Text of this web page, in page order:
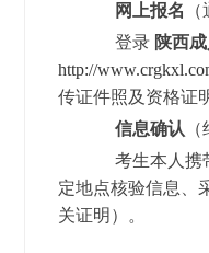
网上报名
登录 陕西
http://
传证件照及资格证
信息确认
考生本人携带
定地点核验信息、
关证明）。